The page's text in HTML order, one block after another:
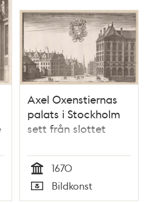
Axel Oxenstiernas
palats i Stockholm
sett från slottet
Tid
1670
Typ
Bildkonst